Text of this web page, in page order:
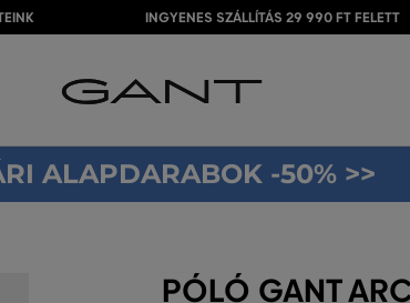
INGYENES SZÁLLÍTÁS 29 990 FT FELETT
ALAPDARABOK -50% >>
PÓLÓ GANT